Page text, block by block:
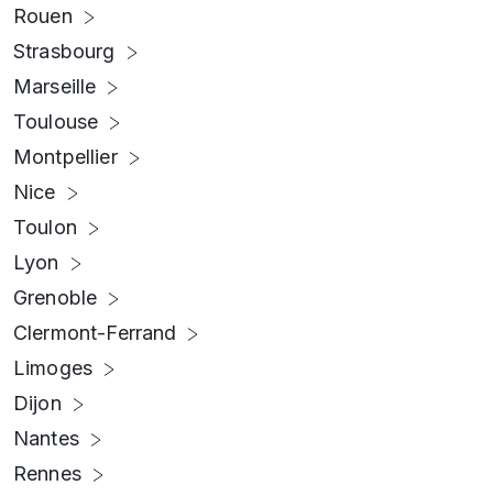
Rouen
Strasbourg
Marseille
Toulouse
Montpellier
Nice
Toulon
Lyon
Grenoble
Clermont-Ferrand
Limoges
Dijon
Nantes
Rennes